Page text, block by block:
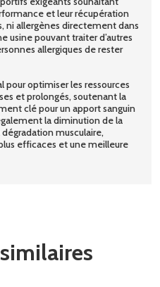
et leur récupération
ni allergènes directement dans
usine pouvant traiter d’autres
allergiques de rester
optimiser les ressources
et prolongés, soutenant la
clé pour un apport sanguin
la diminution de la
musculaire,
efficaces et une meilleure